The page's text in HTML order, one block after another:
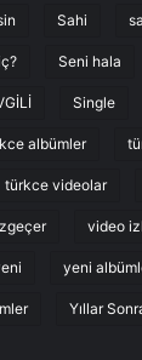
Sahi
Seni hala
Single
albümler
türkce videolar
video
yeni
Yıllar